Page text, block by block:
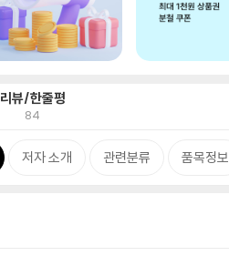
리뷰/한줄평
84
저자 소개 관련분류 품목정보